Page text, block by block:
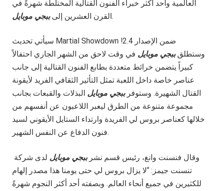
العالمية وأحد أكثر خبراء الفنون القتالية المختلطة شهرةً في
القرن العشرين إلىببجي موبايل .
سيأتي تحديث Martial Showdown ضمن الإصدار 2.4!
وستطلقببجي موبايل في وقت لاحق من الشهر الجاري احتفالاً
كبيراً يتضمن خرائط متعددة بطابع الفنون القتالية إلى جانب
عناصر خاصة داخل اللعبة تمثل التأثير الثقافي الفريد لأيقونة
القتال الشهيرة. وستوفرببجي موبايل البذلات والقبعات بجانب
مجموعة متنوعة من الطرق ليعبر اللاعبون عن أنفسهم من
خلالها كعناصر بروس لي الفريدة وارتداء الستايل الأيقوني لسيد
فنون الدفاع عن النفس الشهير.
وقال فنسنت وانغ، رئيس قسم نشرببجي موبايل لدى شركة
تنسنت جيمز: “لا يزال بروس لي حتى يومنا هذا مصدر إلهام
للكثيرين في جميع أنحاء العالم. وبصفته أحد أكثر النجوم شهرةً